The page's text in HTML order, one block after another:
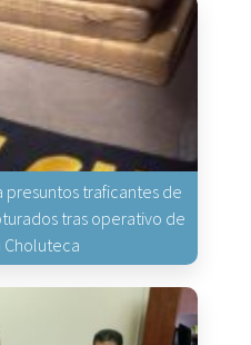
presuntos traficantes de
tras operativo de
Choluteca